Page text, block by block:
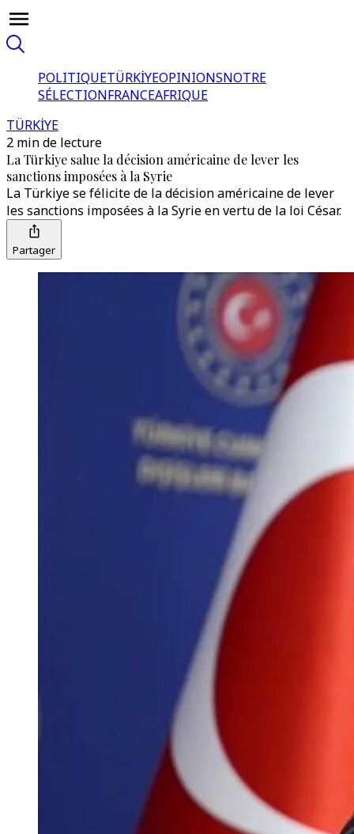
POLITIQUETÜRKİYEOPINIONSNOTRE
SÉLECTIONFRANCEAFRIQUE
TÜRKİYE
2 min de lecture
La Türkiye salue la décision américaine de lever les
sanctions imposées à la Syrie
La Türkiye se félicite de la décision américaine de lever
les sanctions imposées à la Syrie en vertu de la loi César.
Partager